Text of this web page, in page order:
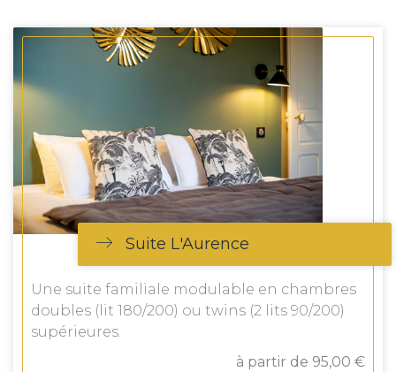
Suite L'Aurence
Une suite familiale modulable en chambres
doubles (lit 180/200) ou twins (2 lits 90/200)
supérieures.
à partir de 95,00 €